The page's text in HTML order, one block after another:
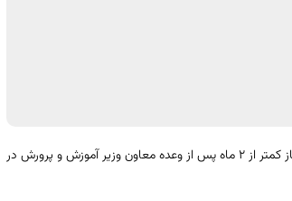
عملیات اجرایی مدرسه ۶ کلاسه ویژه کودکان اوتیسم با مشارکت خیر مدرسه‌ساز کمتر از ۲ ماه پس از وعده معاون وزیر آموزش و پرورش در